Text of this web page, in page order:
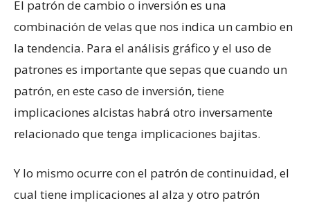
El patrón de cambio o inversión es una
combinación de velas que nos indica un cambio en
la tendencia. Para el análisis gráfico y el uso de
patrones es importante que sepas que cuando un
patrón, en este caso de inversión, tiene
implicaciones alcistas habrá otro inversamente
relacionado que tenga implicaciones bajitas.
Y lo mismo ocurre con el patrón de continuidad, el
cual tiene implicaciones al alza y otro patrón